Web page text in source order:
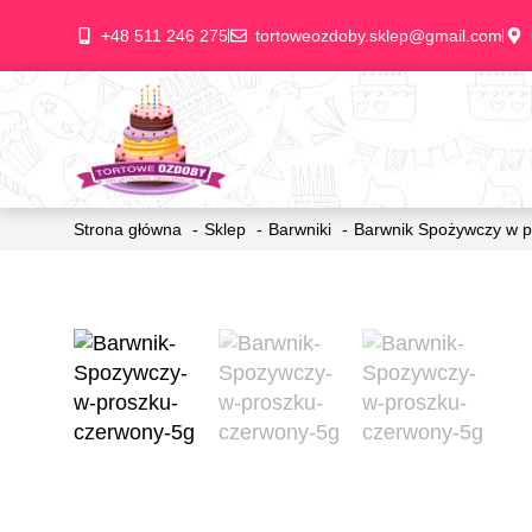
+48 511 246 275 tortoweozdoby.sklep@gmail.com
Strona główna Sklep Barwniki Barwnik Spożywczy w